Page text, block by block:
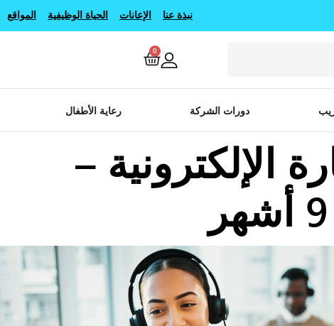
نبذة عنا الإعانات الحياة الوظيفية المواقع
0
دورات الشركة رعاية الأطفال
–